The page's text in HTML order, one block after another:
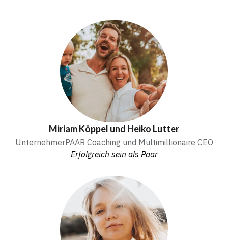
Miriam Köppel und Heiko Lutter
UnternehmerPAAR Coaching und Multimillionaire CEO
Erfolgreich sein als Paar